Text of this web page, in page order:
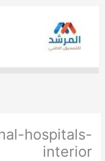
hospitals-
interior